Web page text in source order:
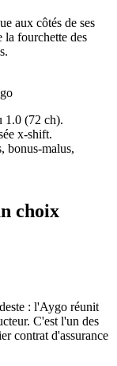
aux côtés de ses
la fourchette des
1.0 (72 ch).
x-shift.
bonus-malus,
choix
: l'Aygo réunit
C'est l'un des
contrat d'assurance